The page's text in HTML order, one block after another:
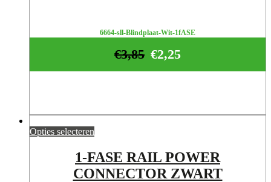
6664-sll-Blindplaat-Wit-1fASE
€2,25
€3,85
Opties selecteren
1-FASE RAIL POWER
CONNECTOR ZWART